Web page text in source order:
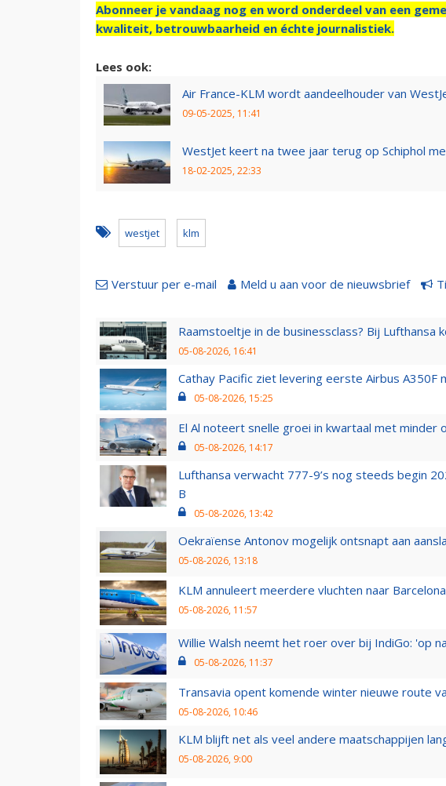
Abonneer je vandaag nog en word onderdeel van een
kwaliteit, betrouwbaarheid en échte journalistiek.
Lees ook:
Air France-KLM wordt aandeelhouder van
09-05-2025, 11:41
WestJet keert na twee jaar terug op Schiphol
18-02-2025, 22:33
westjet klm
Verstuur per e-mail Meld u aan voor de nieuwsbrief
Raamstoeltje in de businessclass? Bij Lufthansa
05-08-2026, 16:41
Cathay Pacific ziet levering eerste Airbus A350F
05-08-2026, 15:25
El Al noteert snelle groei in kwartaal met minder
05-08-2026, 14:17
Lufthansa verwacht 777-9’s nog steeds begin
B
05-08-2026, 13:42
Oekraïense Antonov mogelijk ontsnapt aan
05-08-2026, 13:18
KLM annuleert meerdere vluchten naar
05-08-2026, 11:57
Willie Walsh neemt het roer over bij IndiGo: 'op
05-08-2026, 11:37
Transavia opent komende winter nieuwe route
05-08-2026, 10:46
KLM blijft net als veel andere maatschappijen
05-08-2026, 9:00